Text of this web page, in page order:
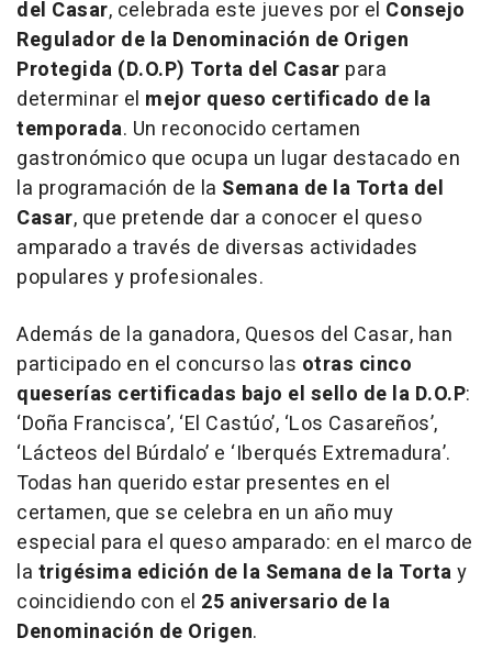
del Casar, celebrada este jueves por el Consejo
Regulador de la Denominación de Origen
Protegida (D.O.P) Torta del Casar para
determinar el mejor queso certificado de la
temporada. Un reconocido certamen
gastronómico que ocupa un lugar destacado en
la programación de la Semana de la Torta del
Casar, que pretende dar a conocer el queso
amparado a través de diversas actividades
populares y profesionales.
Además de la ganadora, Quesos del Casar, han
participado en el concurso las otras cinco
queserías certificadas bajo el sello de la D.O.P:
‘Doña Francisca’, ‘El Castúo’, ‘Los Casareños’,
‘Lácteos del Búrdalo’ e ‘Iberqués Extremadura’.
Todas han querido estar presentes en el
certamen, que se celebra en un año muy
especial para el queso amparado: en el marco de
la trigésima edición de la Semana de la Tortay
coincidiendo con el 25 aniversario de la
Denominación de Origen.